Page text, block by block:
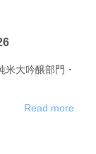
米大吟醸部門・
Read more